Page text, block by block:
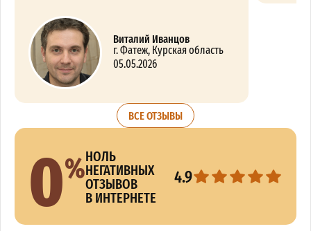
Виталий Иванцов
г. Фатеж, Курская область
05.05.2026
ВСЕ ОТЗЫВЫ
0%НОЛЬ
НЕГАТИВНЫХ
ОТЗЫВОВ
В ИНТЕРНЕТЕ
4.9